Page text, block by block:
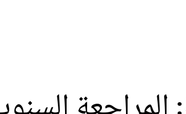
المراجعة